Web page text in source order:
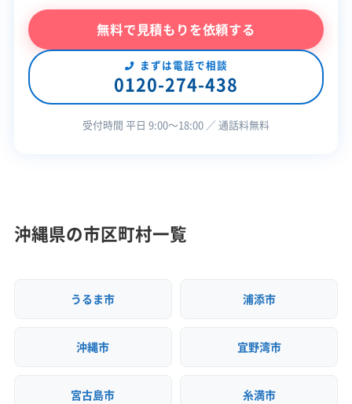
許可番号
【建設業許可】
沖縄県知事：第013570号
この解体業者の特徴
験・規模
安全対
建設リサイクル届
無料で見積もりを依頼する
まずは電話で相談
0120-274-438
受付時間 平日 9:00〜18:00 ／ 通話料無料
沖縄県の市区町村一覧
うるま市 浦添市
沖縄市 宜野湾市
宮古島市 糸満市